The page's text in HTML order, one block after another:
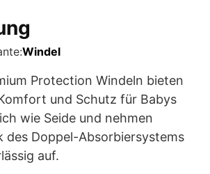
Windel
Protection Windeln bieten
und Schutz für Babys
wie Seide und nehmen
des Doppel-Absorbiersystems
auf.